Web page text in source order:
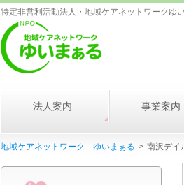
特定非営利活動法人・地域ケアネットワークゆ
法人案内 事業案内
地域ケアネットワーク ゆいまぁる > 南沢デイ